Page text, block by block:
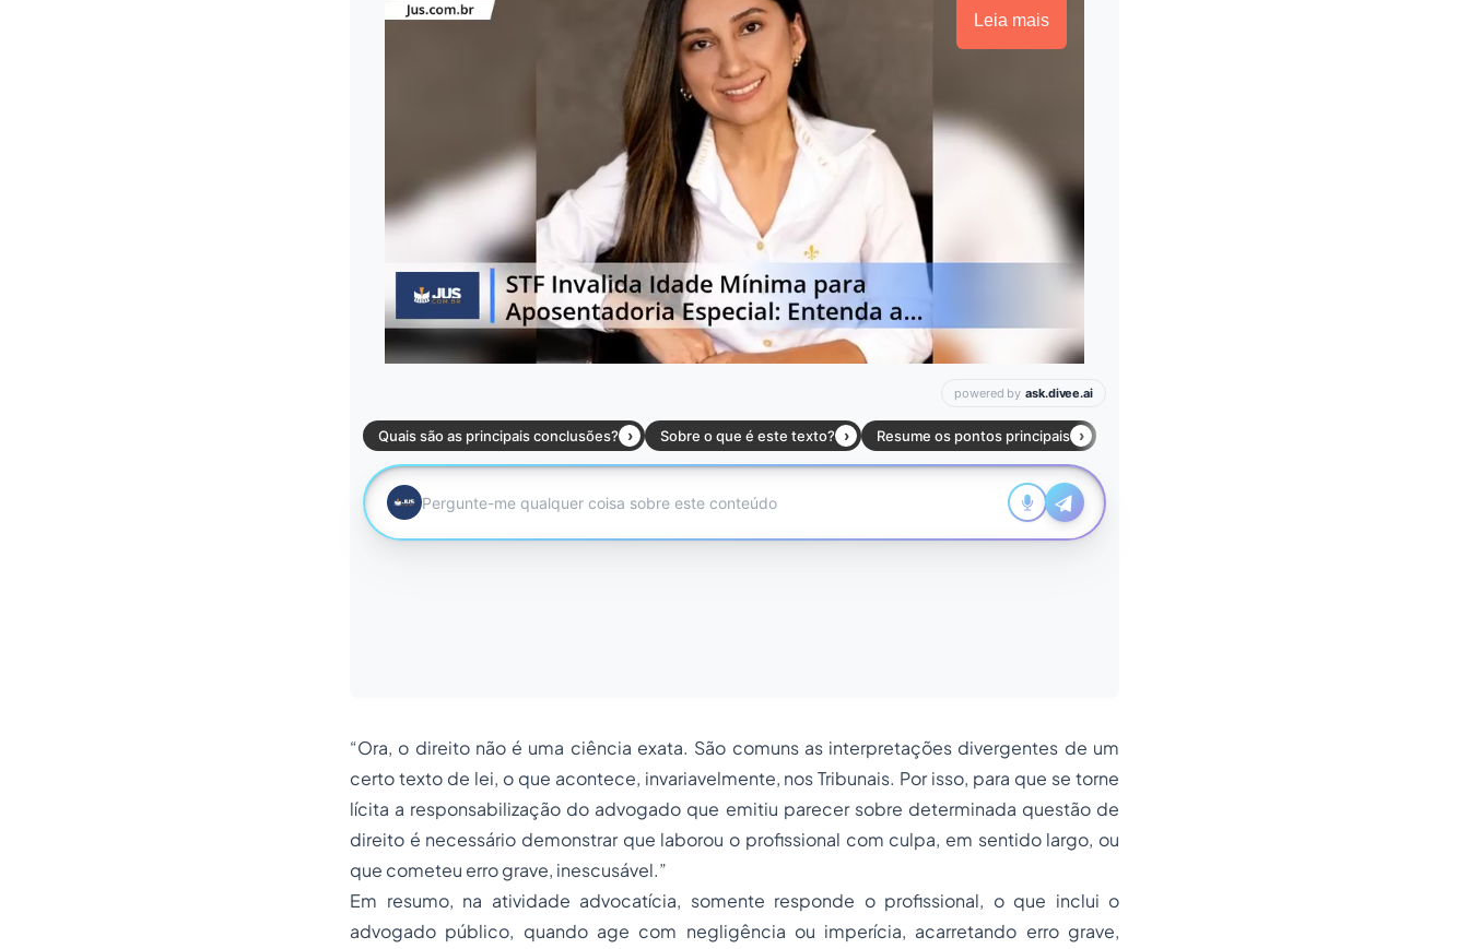
Leia mais
“Ora, o direito não é uma ciência exata. São comuns as interpretações divergentes de um
certo texto de lei, o que acontece, invariavelmente, nos Tribunais. Por isso, para que se torne
lícita a responsabilização do advogado que emitiu parecer sobre determinada questão de
direito é necessário demonstrar que laborou o profissional com culpa, em sentido largo, ou
que cometeu erro grave, inescusável.”
Em resumo, na atividade advocatícia, somente responde o profissional, o que inclui o
advogado público, quando age com negligência ou imperícia, acarretando erro grave,